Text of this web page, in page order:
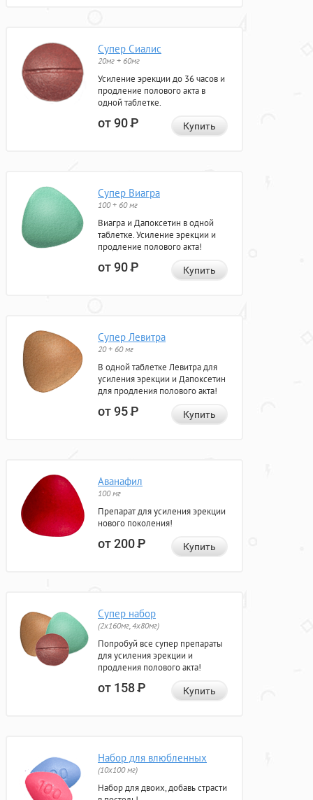
Супер Сиалис
20мг + 60мг
Усиление эрекции до 36 часов и
продление полового акта в
одной таблетке.
от 90Р Купить
Супер Виагра
100 + 60 мг
Виагра и Дапоксетин в одной
таблетке. Усиление эрекции и
продление полового акта!
от 90Р Купить
Супер Левитра
20 + 60 мг
В одной таблетке Левитра для
усиления эрекции и Дапоксетин
для продления полового акта!
от 95Р Купить
Аванафил
100 мг
Препарат для усиления эрекции
нового поколения!
от 200Р Купить
Супер набор
(2х160мг, 4х80мг)
Попробуй все супер препараты
для усиления эрекции и
продления полового акта!
от 158Р Купить
Набор для влюбленных
(10х100 мг)
Набор для двоих, добавь страсти